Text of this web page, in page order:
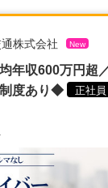
株式会社 New
年収600万円超
度あり◆
正社員